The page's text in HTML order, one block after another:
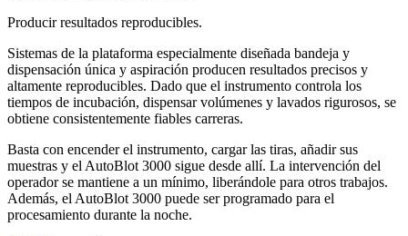
Producir resultados reproducibles.
Sistemas de la plataforma especialmente diseñada bandeja y
dispensación única y aspiración producen resultados precisos y
altamente reproducibles. Dado que el instrumento controla los
tiempos de incubación, dispensar volúmenes y lavados rigurosos, se
obtiene consistentemente fiables carreras.
Basta con encender el instrumento, cargar las tiras, añadir sus
muestras y el AutoBlot 3000 sigue desde allí. La intervención del
operador se mantiene a un mínimo, liberándole para otros trabajos.
Además, el AutoBlot 3000 puede ser programado para el
procesamiento durante la noche.